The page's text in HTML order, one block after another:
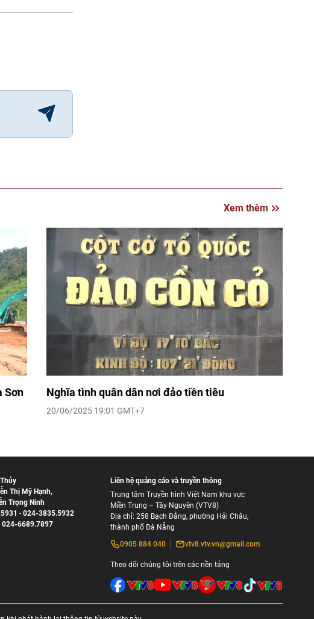
Xem thêm
Sơn
Nghĩa tình quân dân nơi đảo tiền tiêu
20/06/2025 19:01 GMT+7
Thị Mỹ Hạnh,
Trọng Ninh
- 024-3835.5932
024-6689.7897
Liên hệ quảng cáo và truyền thông
Trung tâm Truyền hình Việt Nam khu vực
Miền Trung – Tây Nguyên (VTV8)
Địa chỉ: 258 Bạch Đằng, phường Hải Châu,
thành phố Đà Nẵng
0905 884 040
vtv8.vtv.vn@gmail.com
Theo dõi chúng tôi trên các nền tảng